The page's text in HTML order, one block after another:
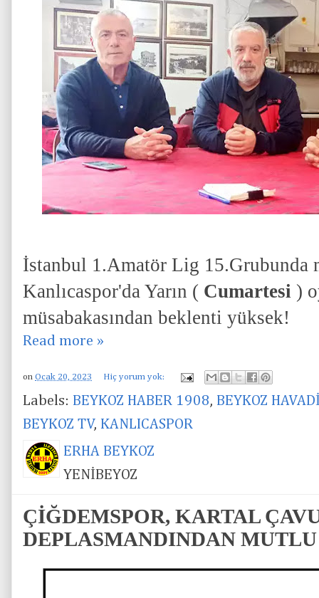
İstanbul 1.Amatör Lig 15.Grubunda
Kanlıcaspor'da Yarın ( Cumartesi )
müsabakasından beklenti yüksek!
Read more »
on Ocak 20, 2023 Hiç yorum yok:
Labels: BEYKOZ HABER 1908, BEYKOZ
BEYKOZ TV, KANLICASPOR
ERHA BEYKOZ
YENİBEYOZ
ÇİĞDEMSPOR, KARTAL
DEPLASMANDINDAN